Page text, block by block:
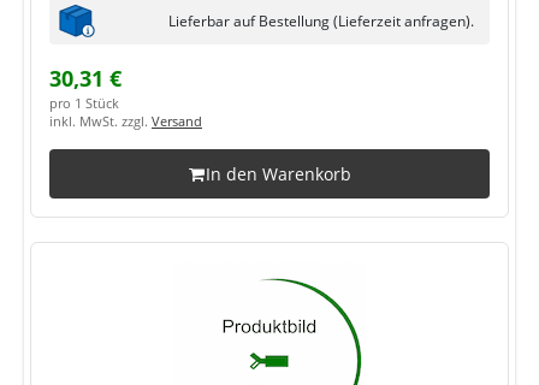
Lieferbar auf Bestellung (Lieferzeit anfragen).
30,31 €
pro 1 Stück
inkl. MwSt. zzgl. Versand
In den Warenkorb